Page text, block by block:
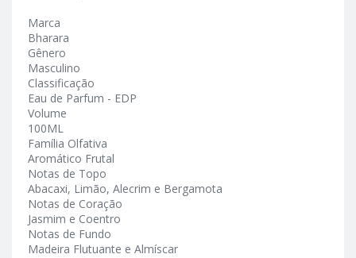
Marca
Bharara
Gênero
Masculino
Classificação
Eau de Parfum - EDP
Volume
100ML
Família Olfativa
Aromático Frutal
Notas de Topo
Abacaxi, Limão, Alecrim e Bergamota
Notas de Coração
Jasmim e Coentro
Notas de Fundo
Madeira Flutuante e Almíscar